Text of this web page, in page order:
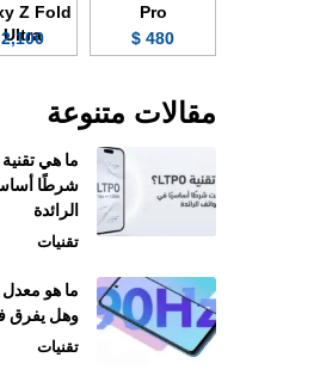
Pro
480 $
Z Fold
Ultra
2,100 $
مقالات متنوعة
شرطًا
الرائدة
تقنيات
وهل يفرق فعلاً
تقنيات